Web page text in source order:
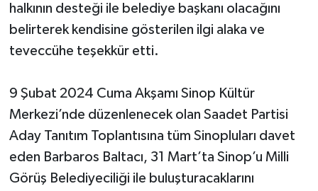
halkının desteği ile belediye başkanı olacağını
belirterek kendisine gösterilen ilgi alaka ve
teveccühe teşekkür etti.
9 Şubat 2024 Cuma Akşamı Sinop Kültür
Merkezi’nde düzenlenecek olan Saadet Partisi
Aday Tanıtım Toplantısına tüm Sinopluları davet
eden Barbaros Baltacı, 31 Mart’ta Sinop’u Milli
Görüş Belediyeciliği ile buluşturacaklarını